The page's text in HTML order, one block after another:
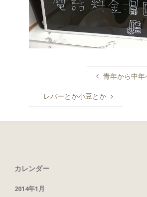
青年から中年
レバーとか小豆とか
カレンダー
2014年1月